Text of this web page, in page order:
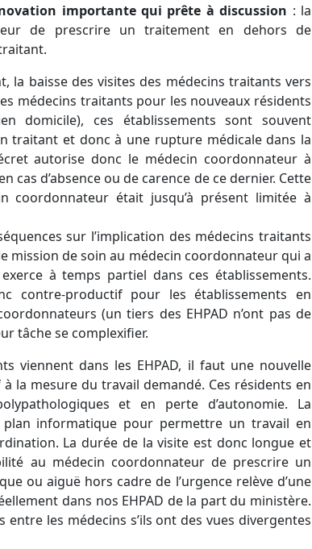
importante qui prête à discussion : la
de prescrire un traitement en dehors de
la baisse des visites des médecins traitants vers
médecins traitants pour les nouveaux résidents
domicile), ces établissements sont souvent
traitant et donc à une rupture médicale dans la
autorise donc le médecin coordonnateur à
cas d’absence ou de carence de ce dernier. Cette
coordonnateur était jusqu’à présent limitée à
sur l’implication des médecins traitants
mission de soin au médecin coordonnateur qui a
à temps partiel dans ces établissements.
contre-productif pour les établissements en
(un tiers des EHPAD n’ont pas de
tâche se complexifier.
viennent dans les EHPAD, il faut une nouvelle
la mesure du travail demandé. Ces résidents en
et en perte d’autonomie. La
informatique pour permettre un travail en
La durée de la visite est donc longue et
au médecin coordonnateur de prescrire un
ou aiguë hors cadre de l’urgence relève d’une
dans nos EHPAD de la part du ministère.
entre les médecins s’ils ont des vues divergentes